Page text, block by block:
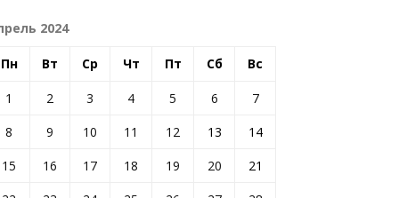
2024
Пн Вт Ср Чт Пт Сб Вс
1 2 3 4 5 6
7
8
9 10 11 12 13
14
15
16 17 18 19 20
21